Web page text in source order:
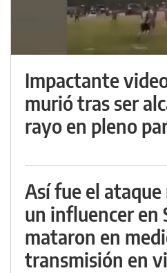
Impactante
murió tras ser
rayo en pleno
Así fue el
un influencer en
mataron en
transmisión en